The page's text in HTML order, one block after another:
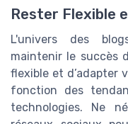
Rester Flexible
L'univers des
maintenir le succès
flexible et d’adapter
fonction des
technologies. Ne